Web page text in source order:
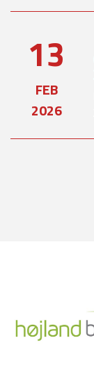
13
FEB
2026